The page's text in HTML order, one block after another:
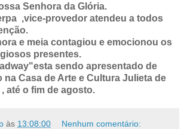
Senhora da Glória.
,vice-provedor atendeu a todos
e meia contagiou e emocionou os
presentes.
sendo apresentado de
na Casa de Arte e Cultura Julieta de
até o fim de agosto.
às 13:08:00 Nenhum comentário: